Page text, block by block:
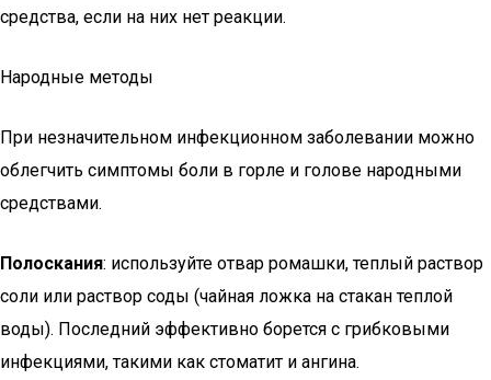
средства, если на них нет реакции.
Народные методы
При незначительном инфекционном заболевании можно
облегчить симптомы боли в горле и голове народными
средствами.
Полоскания: используйте отвар ромашки, теплый раствор
соли или раствор соды (чайная ложка на стакан теплой
воды). Последний эффективно борется с грибковыми
инфекциями, такими как стоматит и ангина.